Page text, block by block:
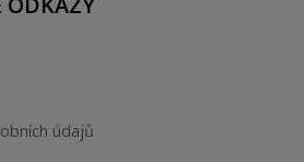
údajů